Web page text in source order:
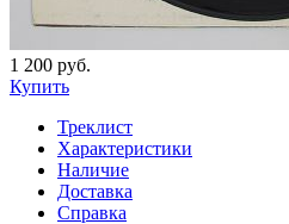
1 200 руб.
Купить
Треклист
Характеристики
Наличие
Доставка
Справка